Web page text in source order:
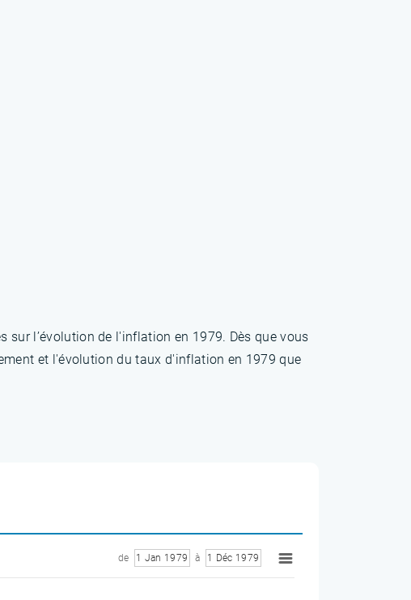
l’évolution de l'inflation en 1979. Dès que vous
et l'évolution du taux d'inflation en 1979 que
de 1 Jan 1979 à 1 Déc 1979